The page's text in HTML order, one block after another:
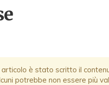
è stato scritto il
potrebbe non essere più